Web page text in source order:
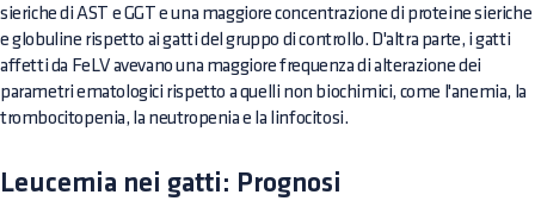
sieriche di AST e GGT e una maggiore concentrazione di proteine sieriche
e globuline rispetto ai gatti del gruppo di controllo. D'altra parte, i gatti
affetti da FeLV avevano una maggiore frequenza di alterazione dei
parametri ematologici rispetto a quelli non biochimici, come l'anemia, la
trombocitopenia, la neutropenia e la linfocitosi.
Leucemia nei gatti: Prognosi